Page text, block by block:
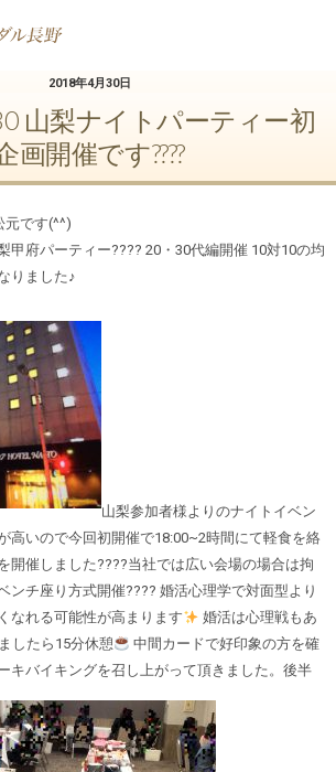
2018年4月30日
山梨ナイトパーティー初
画開催です????
元です(^^)
甲府パーティー???? 20・30代編開催 10対10の均
りました♪
山梨参加者様よりのナイトイベン
高いので今回初開催で18:00~2時間にて軽食を絡
開催しました????当社では広い会場の場合は拘
ンチ座り方式開催???? 婚活心理学で対面型より
なれる可能性が高まります
婚活は心理戦もあ
したら15分休憩
中間カードで好印象の方を確
キバイキングを召し上がって頂きました。後半